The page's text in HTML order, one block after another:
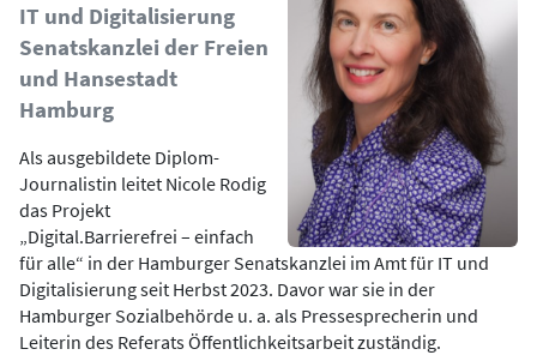
IT und Digitalisierung
Senatskanzlei der Freien
und Hansestadt
Hamburg
Als ausgebildete Diplom-
Journalistin leitet Nicole Rodig
das Projekt
„Digital.Barrierefrei – einfach
für alle“ in der Hamburger Senatskanzlei im Amt für IT und
Digitalisierung seit Herbst 2023. Davor war sie in der
Hamburger Sozialbehörde u. a. als Pressesprecherin und
Leiterin des Referats Öffentlichkeitsarbeit zuständig.